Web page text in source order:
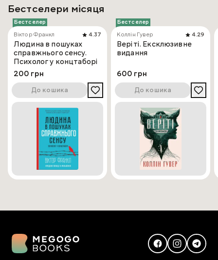
Бестселери місяця
Бестселер
Віктор Франкл
4.37
Людина в пошуках
справжнього сенсу.
Психолог у концтаборі
200 грн
До кошика
Бестселер
Коллін Гувер
4.29
Веріті. Ексклюзивне
видання
600 грн
До кошика